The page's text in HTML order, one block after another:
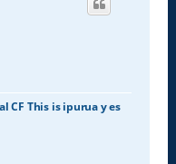
CF This is ipurua y es